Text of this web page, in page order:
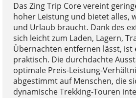
Das Zing Trip Core vereint
hoher Leistung und bietet alles,
und Urlaub braucht. Dank des
sich leicht zum Laden, Lagern,
Übernachten entfernen lässt, ist
praktisch. Die durchdachte
optimale Preis-Leistung-
abgestimmt auf Menschen, die
dynamische Trekking-Touren